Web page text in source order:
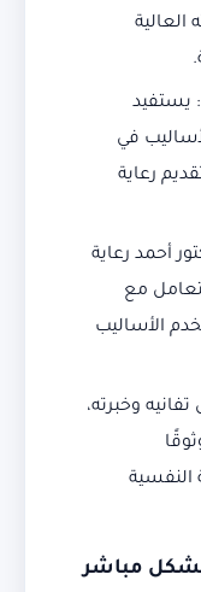
العالية
يستفيد
في
رعاية
أحمد رعاية
مع
الأساليب
وخبرته،
النفسية
بشكل مباشر